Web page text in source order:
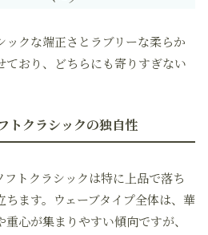
ックな端正さとラブリーな柔らか
ており、どちらにも寄りすぎない
トクラシックの独自性
トクラシックは特に上品で落ち
ます。ウェーブタイプ全体は、華
心が集まりやすい傾向ですが、